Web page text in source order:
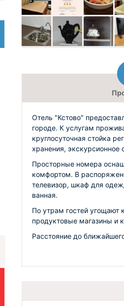
Отель "Кстово"
городе. К услугам
круглосуточная стойка
хранения, экскурсионное
Просторные номера
комфортом. В
телевизор, шкаф для
ванная.
По утрам гостей угощают
продуктовые магазины и
Расстояние до